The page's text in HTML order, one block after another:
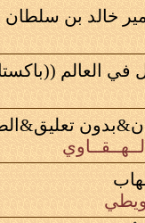
خالد بن
العالم